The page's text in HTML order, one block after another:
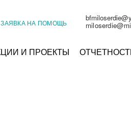
ЗАЯВКА НА ПОМОЩЬ
И ПРОЕКТЫ